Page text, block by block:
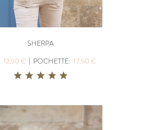
SHERPA
12,90 €| POCHETTE: 17,90 €